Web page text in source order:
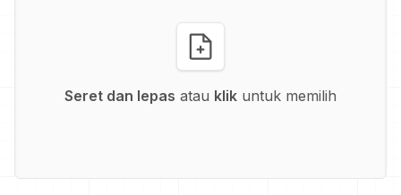
Seret dan lepas atau klik untuk memilih